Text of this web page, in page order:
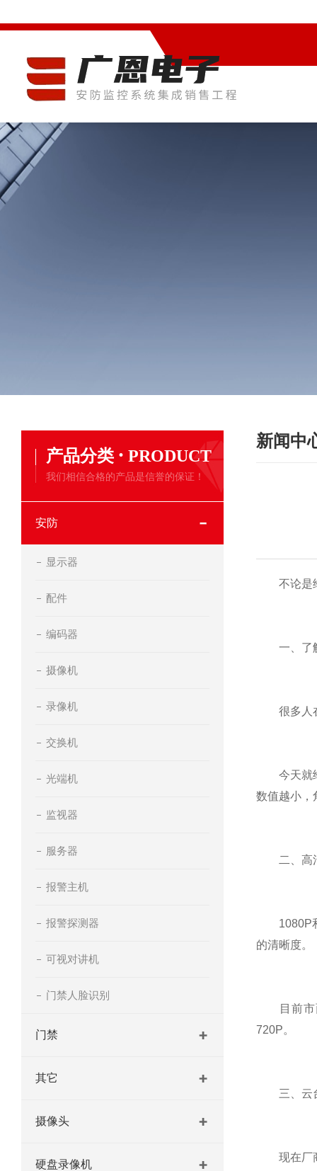
产品分类 · PRODUCT
我们相信合格的产品是信誉的保证！
安防
显示器
配件
编码器
摄像机
录像机
交换机
光端机
监视器
服务器
报警主机
报警探测器
可视对讲机
门禁人脸识别
门禁
其它
摄像头
硬盘录像机
新闻中
不论是给
一、了解
很多人在
今天就给
数值越小，
二、高清
1080P和
的清晰度。
目前市面
720P。
三、云
现在厂商